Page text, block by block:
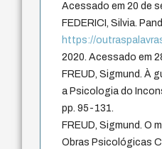
Acessado em 20 de
FEDERICI, Silvia.
https://
2020. Acessado em
FREUD, Sigmund. À
a Psicologia do
pp. 95-131.
FREUD, Sigmund. O
Obras Psicológicas